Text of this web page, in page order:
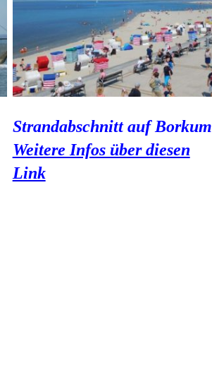
Strandabschnitt auf Borkum
Weitere Infos über diesen
Link